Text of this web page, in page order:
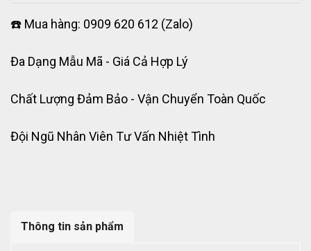
☎️ Mua hàng: 0909 620 612 (Zalo)
Đa Dạng Mẫu Mã - Giá Cả Hợp Lý
Chất Lượng Đảm Bảo - Vận Chuyển Toàn Quốc
Đội Ngũ Nhân Viên Tư Vấn Nhiệt Tình
Thông tin sản phẩm